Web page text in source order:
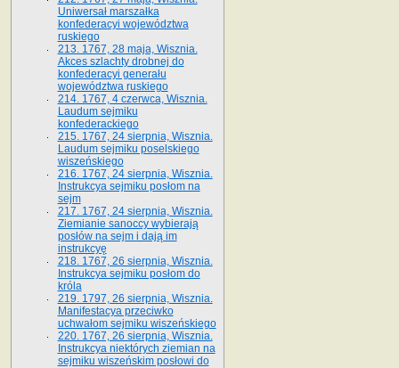
Uniwersał marszałka
konfederacyi województwa
ruskiego
213. 1767, 28 maja, Wisznia.
Akces szlachty drobnej do
konfederacyi generału
województwa ruskiego
214. 1767, 4 czerwca, Wisznia.
Laudum sejmiku
konfederackiego
215. 1767, 24 sierpnia, Wisznia.
Laudum sejmiku poselskiego
wiszeńskiego
216. 1767, 24 sierpnia, Wisznia.
Instrukcya sejmiku posłom na
sejm
217. 1767, 24 sierpnia, Wisznia.
Ziemianie sanoccy wybierają
posłów na sejm i dają im
instrukcyę
218. 1767, 26 sierpnia, Wisznia.
Instrukcya sejmiku posłom do
króla
219. 1797, 26 sierpnia, Wisznia.
Manifestacya przeciwko
uchwałom sejmiku wiszeńskiego
220. 1767, 26 sierpnia, Wisznia.
Instrukcya niektórych ziemian na
sejmiku wiszeńskim posłowi do